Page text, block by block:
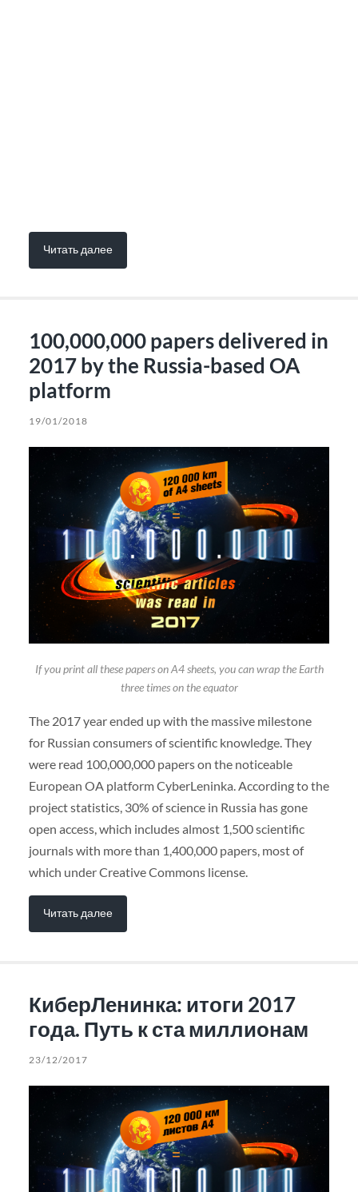
Читать далее
100,000,000 papers delivered in
2017 by the Russia-based OA
platform
19/01/2018
If you print all these papers on A4 sheets, you can wrap the Earth
three times on the equator
The 2017 year ended up with the massive milestone
for Russian consumers of scientific knowledge. They
were read 100,000,000 papers on the noticeable
European OA platform CyberLeninka. According to the
project statistics, 30% of science in Russia has gone
open access, which includes almost 1,500 scientific
journals with more than 1,400,000 papers, most of
which under Creative Commons license.
Читать далее
КиберЛенинка: итоги 2017
года. Путь к ста миллионам
23/12/2017